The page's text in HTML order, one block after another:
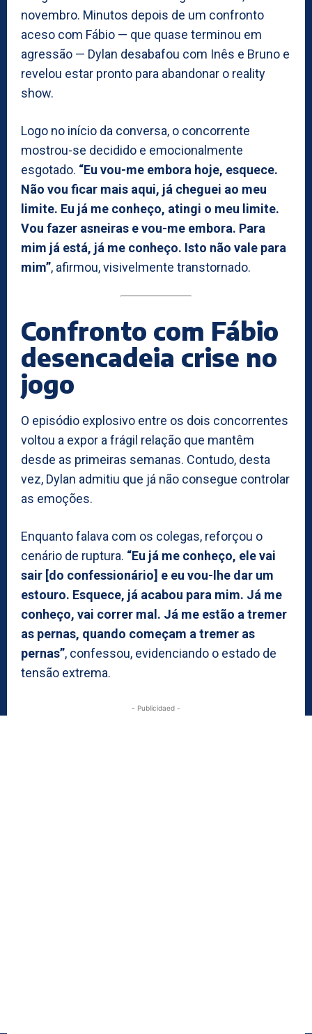
novembro. Minutos depois de um confronto
aceso com Fábio — que quase terminou em
agressão — Dylan desabafou com Inês e Bruno e
revelou estar pronto para abandonar o reality
show.
Logo no início da conversa, o concorrente
mostrou-se decidido e emocionalmente
esgotado. “Eu vou-me embora hoje, esquece.
Não vou ficar mais aqui, já cheguei ao meu
limite. Eu já me conheço, atingi o meu limite.
Vou fazer asneiras e vou-me embora. Para
mim já está, já me conheço. Isto não vale para
mim”, afirmou, visivelmente transtornado.
Confronto com Fábio
desencadeia crise no
jogo
O episódio explosivo entre os dois concorrentes
voltou a expor a frágil relação que mantêm
desde as primeiras semanas. Contudo, desta
vez, Dylan admitiu que já não consegue controlar
as emoções.
Enquanto falava com os colegas, reforçou o
cenário de ruptura. “Eu já me conheço, ele vai
sair [do confessionário] e eu vou-lhe dar um
estouro. Esquece, já acabou para mim. Já me
conheço, vai correr mal. Já me estão a tremer
as pernas, quando começam a tremer as
pernas”, confessou, evidenciando o estado de
tensão extrema.
- Publicidaed -